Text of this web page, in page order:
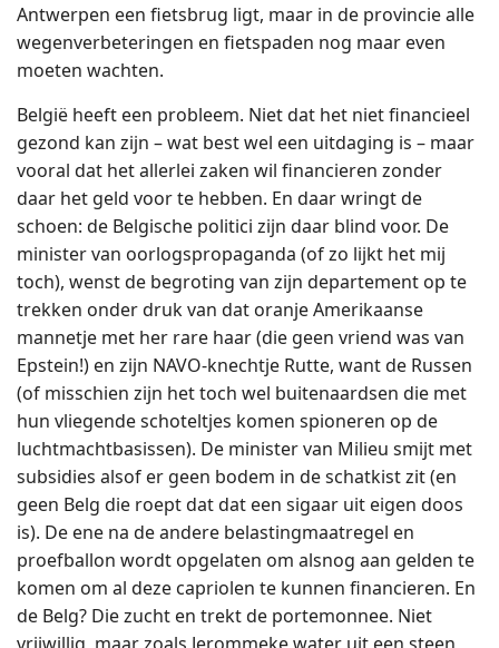
Antwerpen een fietsbrug ligt, maar in de provincie alle
wegenverbeteringen en fietspaden nog maar even
moeten wachten.
België heeft een probleem. Niet dat het niet financieel
gezond kan zijn – wat best wel een uitdaging is – maar
vooral dat het allerlei zaken wil financieren zonder
daar het geld voor te hebben. En daar wringt de
schoen: de Belgische politici zijn daar blind voor. De
minister van oorlogspropaganda (of zo lijkt het mij
toch), wenst de begroting van zijn departement op te
trekken onder druk van dat oranje Amerikaanse
mannetje met her rare haar (die geen vriend was van
Epstein!) en zijn NAVO-knechtje Rutte, want de Russen
(of misschien zijn het toch wel buitenaardsen die met
hun vliegende schoteltjes komen spioneren op de
luchtmachtbasissen). De minister van Milieu smijt met
subsidies alsof er geen bodem in de schatkist zit (en
geen Belg die roept dat dat een sigaar uit eigen doos
is). De ene na de andere belastingmaatregel en
proefballon wordt opgelaten om alsnog aan gelden te
komen om al deze capriolen te kunnen financieren. En
de Belg? Die zucht en trekt de portemonnee. Niet